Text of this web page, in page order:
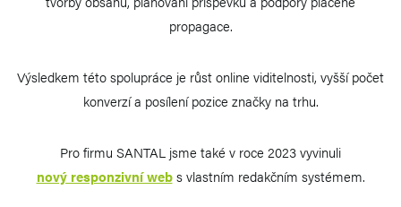
propagace.
Výsledkem této spolupráce je růst online viditelnosti, vyšší počet
konverzí a posílení pozice značky na trhu.
Pro firmu SANTAL jsme také v roce 2023 vyvinuli
nový responzivní webs vlastním redakčním systémem.